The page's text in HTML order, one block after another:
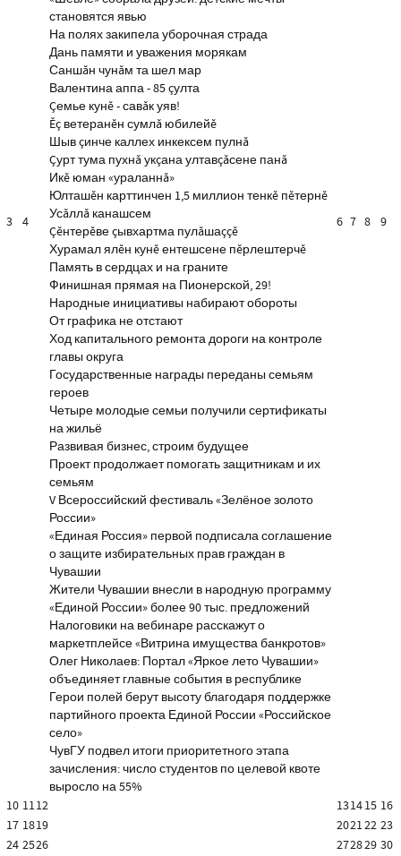
3 4
становятся явью
На полях закипела уборочная страда
Дань памяти и уважения морякам
Саншăн чунăм та шел мар
Валентина аппа - 85 çулта
Çемье кунĕ - савăк уяв!
Ĕç ветеранĕн сумлă юбилейĕ
Шыв çинче каллех инкексем пулнă
Çурт тума пухнă укçана ултавçăсене панă
Икĕ юман «ураланнă»
Юлташĕн карттинчен 1,5 миллион тенкĕ пĕтернĕ
Усăллă канашсем
Çĕнтерĕве çывхартма пулăшаççĕ
Хурамал ялĕн кунĕ ентешсене пĕрлештерчĕ
Память в сердцах и на граните
Финишная прямая на Пионерской, 29!
Народные инициативы набирают обороты
От графика не отстают
Ход капитального ремонта дороги на контроле
главы округа
Государственные награды переданы семьям
героев
Четыре молодые семьи получили сертификаты
на жильё
Развивая бизнес, строим будущее
Проект продолжает помогать защитникам и их
семьям
V Всероссийский фестиваль «Зелёное золото
России»
«Единая Россия» первой подписала соглашение
о защите избирательных прав граждан в
Чувашии
Жители Чувашии внесли в народную программу
«Единой России» более 90 тыс. предложений
Налоговики на вебинаре расскажут о
маркетплейсе «Витрина имущества банкротов»
Олег Николаев: Портал «Яркое лето Чувашии»
объединяет главные события в республике
Герои полей берут высоту благодаря поддержке
партийного проекта Единой России «Российское
село»
ЧувГУ подвел итоги приоритетного этапа
зачисления: число студентов по целевой квоте
выросло на 55%
6 7 8 9
10 1112 131415 16
17 1819 202122 23
24 2526 272829 30